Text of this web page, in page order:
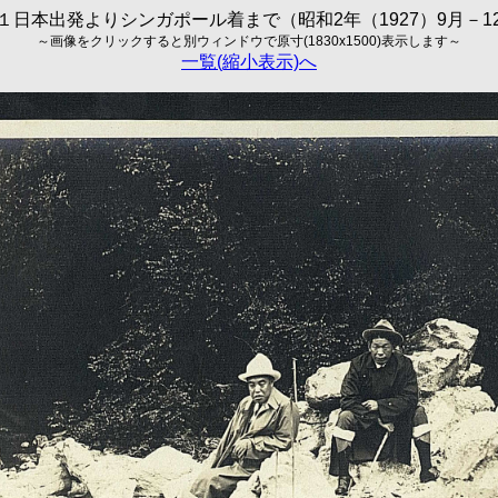
日本出発よりシンガポール着まで（昭和2年（1927）9月－
～画像をクリックすると別ウィンドウで原寸(1830x1500)表示します～
一覧(縮小表示)へ